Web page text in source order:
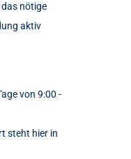
das nötige
aktiv
von 9:00 -
steht hier in